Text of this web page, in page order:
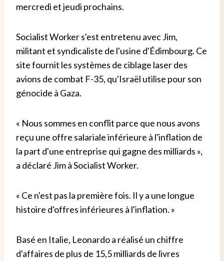
mercredi et jeudi prochains.
Socialist Worker s'est entretenu avec Jim,
militant et syndicaliste de l'usine d'Édimbourg. Ce
site fournit les systèmes de ciblage laser des
avions de combat F-35, qu'Israël utilise pour son
génocide à Gaza.
« Nous sommes en conflit parce que nous avons
reçu une offre salariale inférieure à l'inflation de
la part d'une entreprise qui gagne des milliards »,
a déclaré Jim à Socialist Worker.
« Ce n'est pas la première fois. Il y a une longue
histoire d'offres inférieures à l'inflation. »
Basé en Italie, Leonardo a réalisé un chiffre
d'affaires de plus de 15,5 milliards de livres